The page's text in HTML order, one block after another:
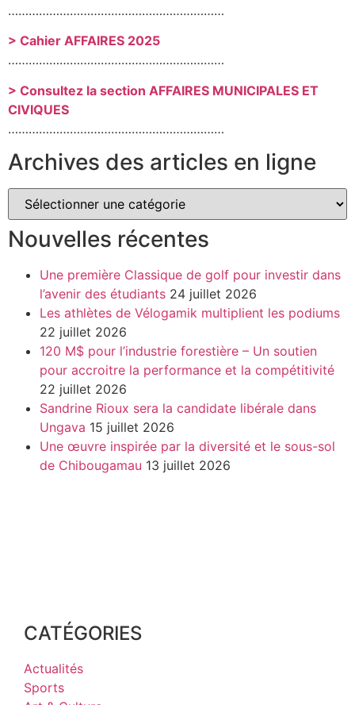
………………………………………………………
> Cahier AFFAIRES 2025
………………………………………………………
> Consultez la section AFFAIRES MUNICIPALES ET
CIVIQUES
………………………………………………………
Archives des articles en ligne
Nouvelles récentes
Une première Classique de golf pour investir dans
l’avenir des étudiants 24 juillet 2026
Les athlètes de Vélogamik multiplient les podiums
22 juillet 2026
120 M$ pour l’industrie forestière – Un soutien
pour accroitre la performance et la compétitivité
22 juillet 2026
Sandrine Rioux sera la candidate libérale dans
Ungava 15 juillet 2026
Une œuvre inspirée par la diversité et le sous-sol
de Chibougamau 13 juillet 2026
CATÉGORIES
Actualités
Sports